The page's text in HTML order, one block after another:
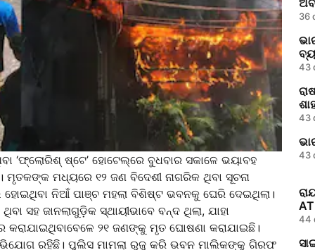
‘ଫ୍ଲୋରିଶ୍ ଷ୍ଟେ’ ହୋଟେଲ୍‌ରେ ବୁଧବାର ସକାଳେ ଭୟାବହ
ମଧ୍ୟରେ ୧୨ ଜଣ ବିଦେଶୀ ନାଗରିକ ଥିବା ସୂଚନା
ନିଆଁ ପାଞ୍ଚ ମହଲା ବିଶିଷ୍ଟ ଭବନକୁ ଘେରି ଦେଇଥିଲା।
ଜାନଲାଗୁଡ଼ିକ ସ୍ଥାୟୀଭାବେ ବନ୍ଦ ଥିଲା, ଯାହା
୨୧ ଜଣଙ୍କୁ ମୃତ ଘୋଷଣା କରାଯାଇଛି।
ରହିଛି। ପୁଲିସ ମାମଲା ରୁଜୁ କରି ଭବନ ମାଲିକଙ୍କୁ ଗିରଫ
36
43
43
43
44